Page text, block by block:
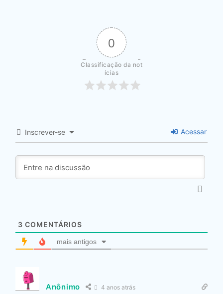
0
Classificação da not
ícias
Inscrever-se Acessar
3 COMENTÁRIOS
mais antigos
Anônimo 4 anos atrás